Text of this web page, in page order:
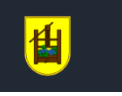
content